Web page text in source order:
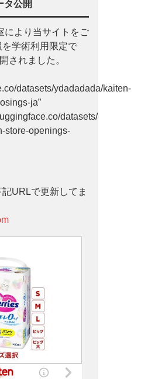
タ公開
により当サイトをご
学術利用限定で
されました。
datasets/ydadadada/kaiten-
ja”
datasets/
store-openings-
URLで更新してま